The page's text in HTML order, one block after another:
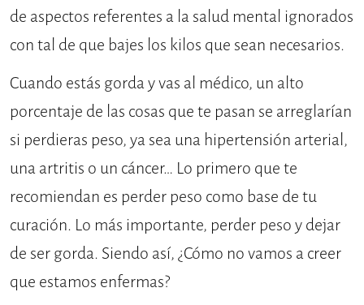
de aspectos referentes a la salud mental ignorados
con tal de que bajes los kilos que sean necesarios.
Cuando estás gorda y vas al médico, un alto
porcentaje de las cosas que te pasan se arreglarían
si perdieras peso, ya sea una hipertensión arterial,
una artritis o un cáncer… Lo primero que te
recomiendan es perder peso como base de tu
curación. Lo más importante, perder peso y dejar
de ser gorda. Siendo así, ¿Cómo no vamos a creer
que estamos enfermas?